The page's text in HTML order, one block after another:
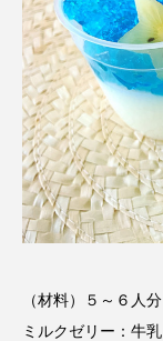
Playground/校庭
ROKKO森の音
SAKDAC HARMO
SANDA
SDGs・タイプ
SIKIガーデン
（材料）５～６人分
ミルクゼリー：牛